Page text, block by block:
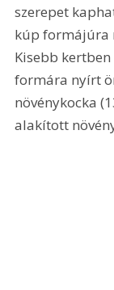
szerepet
kúp formájúra
Kisebb
formára nyírt
növénykocka
alakított